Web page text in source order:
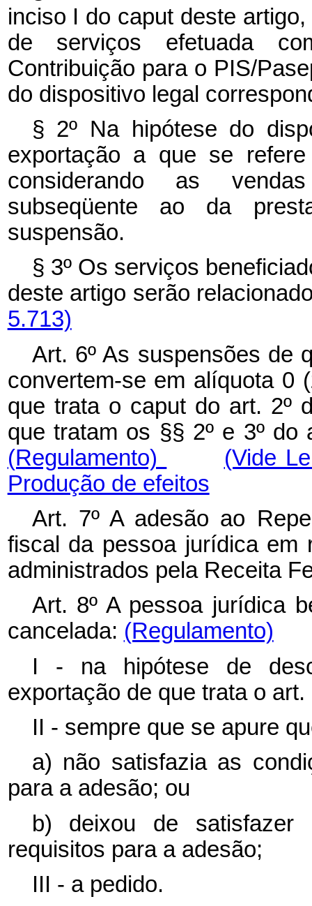
inciso I do caput deste
de serviços efetuada
Contribuição para o PIS/
do dispositivo legal
§ 2º Na hipótese do
exportação a que se
considerando as
subseqüente ao da
suspensão.
§ 3º Os serviços
deste artigo serão
5.713)
Art. 6º As suspensões de
convertem-se em alíquota 0
que trata o caput do art. 2º
que tratam os §§ 2º e 3º do
(Regulamento)
(Vide
Produção de efeitos
Art. 7º A adesão ao
fiscal da pessoa jurídica em
administrados pela Receita
Art. 8º A pessoa jurídica
cancelada: (Regulamento)
I - na hipótese de
exportação de que trata o art.
II - sempre que se apure
a) não satisfazia as
para a adesão; ou
b) deixou de
requisitos para a adesão;
III - a pedido.